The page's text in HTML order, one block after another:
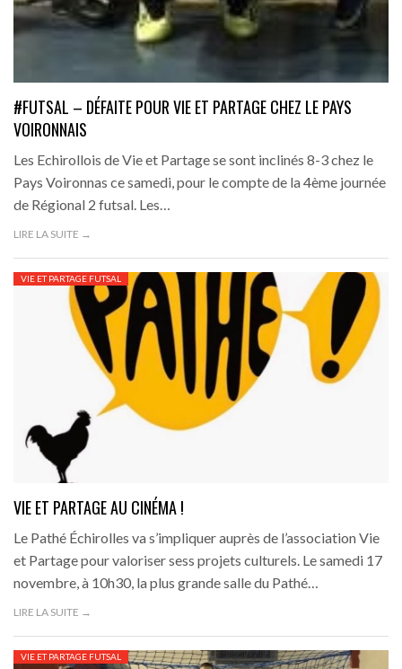
#FUTSAL – DÉFAITE POUR VIE ET PARTAGE CHEZ LE PAYS
VOIRONNAIS
Les Echirollois de Vie et Partage se sont inclinés 8-3 chez le
Pays Voironnas ce samedi, pour le compte de la 4ème journée
de Régional 2 futsal. Les…
LIRE LA SUITE →
VIE ET PARTAGE FUTSAL
VIE ET PARTAGE AU CINÉMA !
Le Pathé Échirolles va s’impliquer auprès de l’association Vie
et Partage pour valoriser sess projets culturels. Le samedi 17
novembre, à 10h30, la plus grande salle du Pathé…
LIRE LA SUITE →
VIE ET PARTAGE FUTSAL